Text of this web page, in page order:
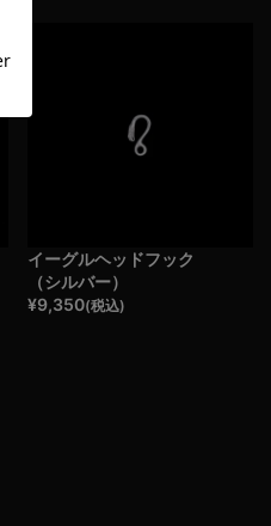
イーグルヘッドフック
（シルバー）
¥9,350(税込)